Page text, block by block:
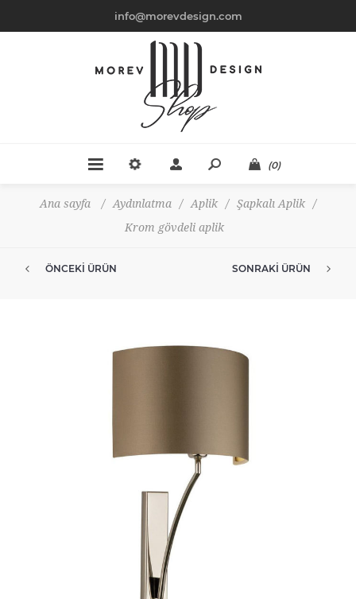
info@morevdesign.com
(0)
Ana sayfa / Aydınlatma / Aplik / Şapkalı Aplik
/
Krom gövdeli aplik
ÖNCEKI ÜRÜN SONRAKI ÜRÜN